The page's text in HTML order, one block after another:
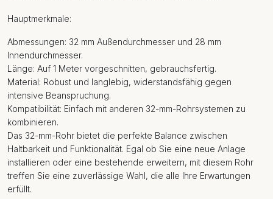
Hauptmerkmale:
Abmessungen: 32 mm Außendurchmesser und 28 mm
Innendurchmesser.
Länge: Auf 1 Meter vorgeschnitten, gebrauchsfertig.
Material: Robust und langlebig, widerstandsfähig gegen
intensive Beanspruchung.
Kompatibilität: Einfach mit anderen 32-mm-Rohrsystemen zu
kombinieren.
Das 32-mm-Rohr bietet die perfekte Balance zwischen
Haltbarkeit und Funktionalität. Egal ob Sie eine neue Anlage
installieren oder eine bestehende erweitern, mit diesem Rohr
treffen Sie eine zuverlässige Wahl, die alle Ihre Erwartungen
erfüllt.